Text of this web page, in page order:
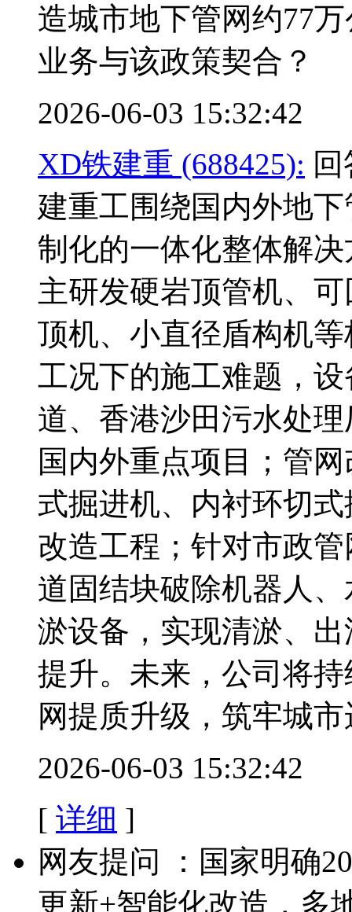
造城市地下管网约77
业务与该政策契合？
2026-06-03 15:32:42
XD铁建重 (688425):
建重工围绕国内外地
制化的一体化整体解
主研发硬岩顶管机、
顶机、小直径盾构机
工况下的施工难题，
道、香港沙田污水处
国内外重点项目；管
式掘进机、内衬环切
改造工程；针对市政
道固结块破除机器人
淤设备，实现清淤、
提升。未来，公司将
网提质升级，筑牢城
2026-06-03 15:32:42
[ 详细 ]
网友提问 ：国家明确
更新+智能化改造，多